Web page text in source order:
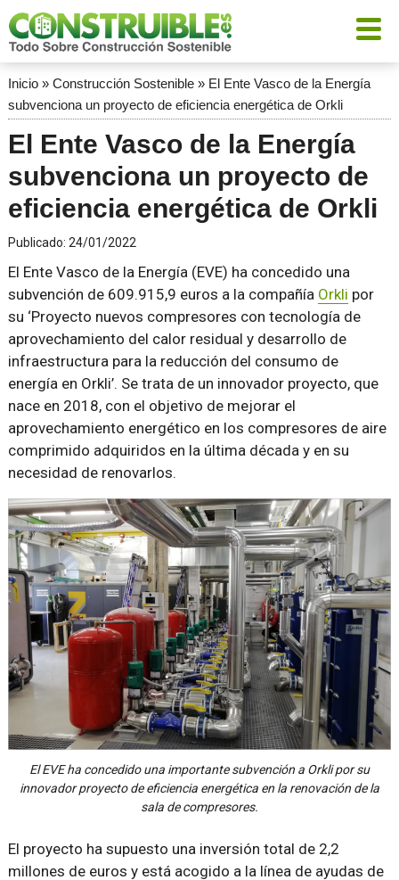
Inicio» Construcción Sostenible» El Ente Vasco de la Energía
subvenciona un proyecto de eficiencia energética de Orkli
El Ente Vasco de la Energía
subvenciona un proyecto de
eficiencia energética de Orkli
Publicado: 24/01/2022
El Ente Vasco de la Energía (EVE) ha concedido una
subvención de 609.915,9 euros a la compañía Orkli por
su ‘Proyecto nuevos compresores con tecnología de
aprovechamiento del calor residual y desarrollo de
infraestructura para la reducción del consumo de
energía en Orkli’. Se trata de un innovador proyecto, que
nace en 2018, con el objetivo de mejorar el
aprovechamiento energético en los compresores de aire
comprimido adquiridos en la última década y en su
necesidad de renovarlos.
El EVE ha concedido una importante subvención a Orkli por su
innovador proyecto de eficiencia energética en la renovación de la
sala de compresores.
El proyecto ha supuesto una inversión total de 2,2
millones de euros y está acogido a la línea de ayudas de